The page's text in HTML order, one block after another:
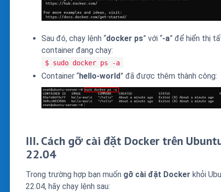
Sau đó, chạy lệnh “docker ps” với “-a” để hiển thị
container đang chạy:
$ sudo docker ps -a
Container “hello-world” đã được thêm thành công:
III. Cách gỡ cài đặt Docker trên
22.04
Trong trường hợp bạn muốn gỡ cài đặt Docker khỏi
22.04, hãy chạy lệnh sau: